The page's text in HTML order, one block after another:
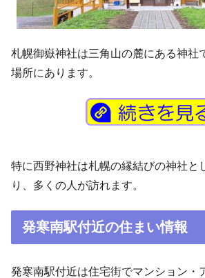
札幌御嶽神社は三角山の麓にある神社
場所にあります。
特に西野神社は札幌の縁結びの神社と
り、多くの人が訪れます。
発寒南駅付近の住まい情報
発寒南駅付近は住宅街でマンション・